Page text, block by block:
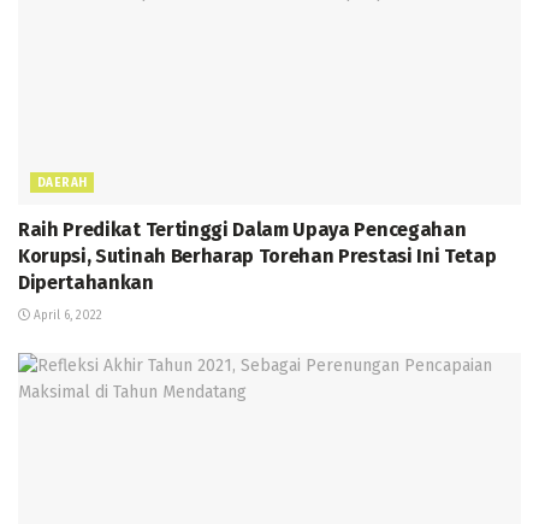
DAERAH
Raih Predikat Tertinggi Dalam Upaya Pencegahan
Korupsi, Sutinah Berharap Torehan Prestasi Ini Tetap
Dipertahankan
April 6, 2022